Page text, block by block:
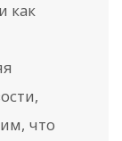
как
что